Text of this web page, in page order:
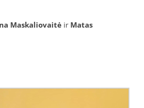
Maskaliovaitėir Matas